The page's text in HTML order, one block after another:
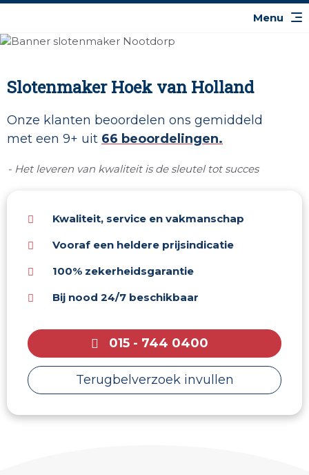
Slotenmaker Hoek van Holland
Onze klanten beoordelen ons gemiddeld
met een 9+ uit 66 beoordelingen.
- Het leveren van kwaliteit is de sleutel tot succes
Kwaliteit, service en vakmanschap
Vooraf een heldere prijsindicatie
100% zekerheidsgarantie
Bij nood 24/7 beschikbaar
015 - 744 0400
Terugbelverzoek invullen